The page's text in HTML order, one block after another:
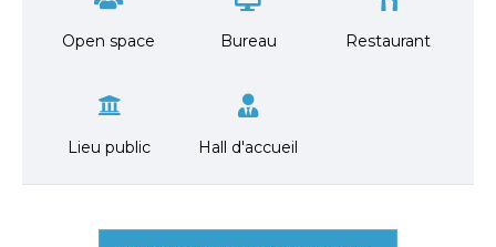
Open space Bureau Restaurant
Lieu public Hall d'accueil